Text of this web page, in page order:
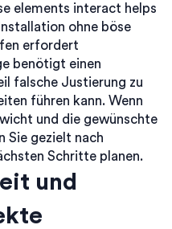
elements interact helps
ohne böse
erfordert
benötigt einen
falsche Justierung zu
führen kann. Wenn
und die gewünschte
Sie gezielt nach
Schritte planen.
und